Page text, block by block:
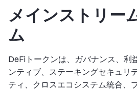
メインストリー
ム
DeFiトークンは、ガバナンス、利
ンティブ、ステーキングセキュリ
ティ、クロスエコシステム統合、